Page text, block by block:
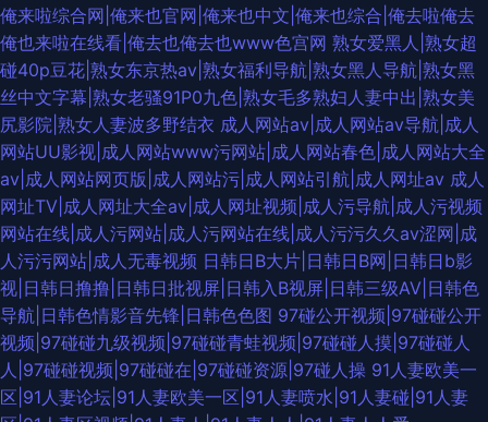
俺来啦综合网|俺来也官网|俺来也中文|俺来也综合|俺去啦俺去
俺也来啦在线看|俺去也俺去也www色宫网 熟女爱黑人|熟女超
碰40p豆花|熟女东京热av|熟女福利导航|熟女黑人导航|熟女黑
丝中文字幕|熟女老骚91P0九色|熟女毛多熟妇人妻中出|熟女美
尻影院|熟女人妻波多野结衣 成人网站av|成人网站av导航|成人
网站UU影视|成人网站www污网站|成人网站春色|成人网站大全
av|成人网站网页版|成人网站污|成人网站引航|成人网址av 成人
网址TV|成人网址大全av|成人网址视频|成人污导航|成人污视频
网站在线|成人污网站|成人污网站在线|成人污污久久av涩网|成
人污污网站|成人无毒视频 日韩日B大片|日韩日B网|日韩日b影
视|日韩日撸撸|日韩日批视屏|日韩入B视屏|日韩三级AV|日韩色
导航|日韩色情影音先锋|日韩色色图 97碰公开视频|97碰碰公开
视频|97碰碰九级视频|97碰碰青蛙视频|97碰碰人摸|97碰碰人
人|97碰碰视频|97碰碰在|97碰碰资源|97碰人操 91人妻欧美一
区|91人妻论坛|91人妻欧美一区|91人妻喷水|91人妻碰|91人妻